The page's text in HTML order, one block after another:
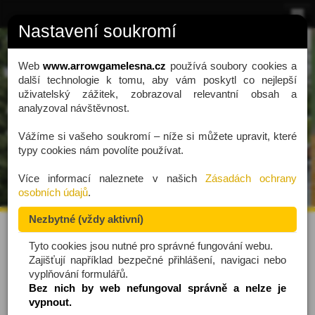
O nás
O Arrow Game
Kde hrajeme
Vybavení
Rezervace
Ceník
Fotky a videa
Reference
Kontakt
ARROW GAME LESNÁ
netradiční zážitek
Kdo jsme
Již 18 let provozujemeLanové centrum PROUDv
městské části Brno - Lesná. Nabízíme zajímavé programy
Nastavení soukromí
Webwww.arrowgamelesna.cz používá soubory cookies a
další technologie k tomu, aby vám poskytl co nejlepší
uživatelský zážitek, zobrazoval relevantní obsah a
analyzoval návštěvnost.
Vážíme si vašeho soukromí – níže si můžete upravit, které
typy cookies nám povolíte používat.
Více informací naleznete v našich Zásadách ochrany
osobních údajů.
Nezbytné (vždy aktivní)
Tyto cookies jsou nutné pro správné fungování webu.
Zajišťují například bezpečné přihlášení, navigaci nebo
vyplňování formulářů.
Bez nich by web nefungoval správně a nelze je
vypnout.